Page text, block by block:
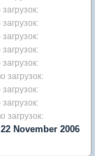
загрузок:
загрузок:
November 2006